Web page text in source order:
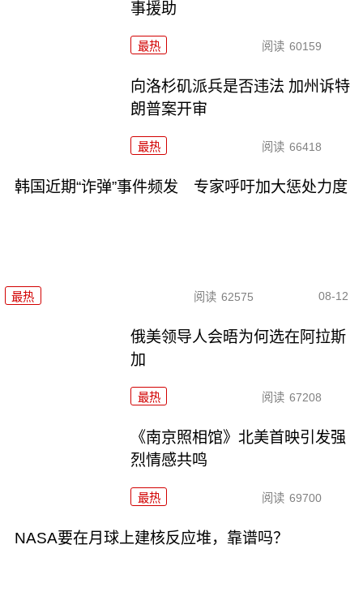
事援助
最热 阅读 60159
向洛杉矶派兵是否违法 加州诉特
朗普案开审
最热 阅读 66418
韩国近期“诈弹”事件频发 专家呼吁加大惩处力度
最热 阅读 62575 08-12
俄美领导人会晤为何选在阿拉斯
加
最热 阅读 67208
《南京照相馆》北美首映引发强
烈情感共鸣
最热 阅读 69700
NASA要在月球上建核反应堆，靠谱吗？